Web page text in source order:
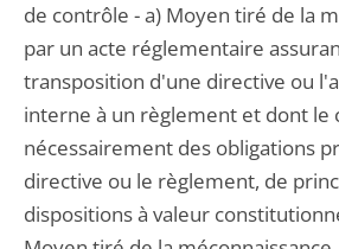
de contrôle - a) Moyen tiré de la
par un acte réglementaire
transposition d'une directive ou
interne à un règlement et dont le
nécessairement des obligations
directive ou le règlement, de
dispositions à valeur